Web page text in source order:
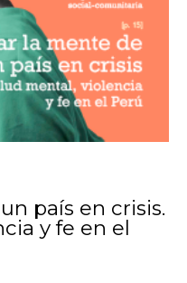
país en crisis.
y fe en el